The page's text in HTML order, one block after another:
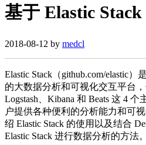
基于 Elastic
2018-08-12 by medcl
Elastic Stack（github.com/elastic
的大数据分析和可视化交互平台，
Logstash、Kibana 和 Beats 这 4
户提供各种便利的分析能力和可
绍 Elastic Stack 的使用以及结合
Elastic Stack 进行数据分析的方法。